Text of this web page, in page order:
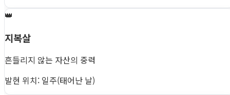
👑
지복살
흔들리지 않는 자산의 중력
발현 위치: 일주(태어난 날)